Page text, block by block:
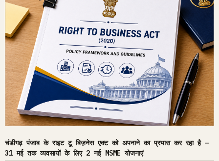
चंडीगढ़ पंजाब के राइट टू बिज़नेस एक्ट को अपनाने का प्रयास कर रहा है —
31 मई तक व्यवसायों के लिए 2 नई MSME योजनाएं